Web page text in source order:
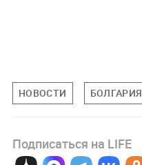
НОВОСТИ БОЛГАРИЯ
Подписаться на LIFE